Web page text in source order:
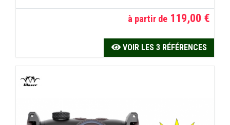
à partir de 119,00 €
VOIR LES 3 RÉFÉRENCES